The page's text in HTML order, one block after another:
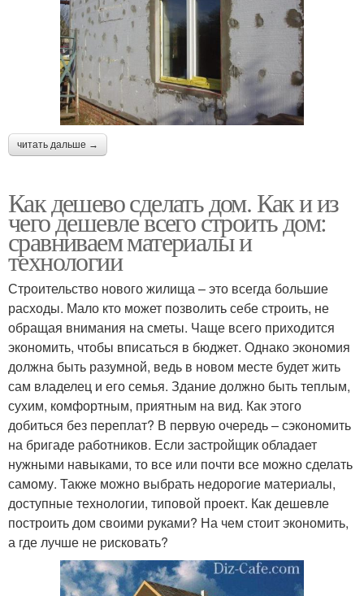
читать дальше →
Как дешево сделать дом. Как и из
чего дешевле всего строить дом:
сравниваем материалы и
технологии
Строительство нового жилища – это всегда большие
расходы. Мало кто может позволить себе строить, не
обращая внимания на сметы. Чаще всего приходится
экономить, чтобы вписаться в бюджет. Однако экономия
должна быть разумной, ведь в новом месте будет жить
сам владелец и его семья. Здание должно быть теплым,
сухим, комфортным, приятным на вид. Как этого
добиться без переплат? В первую очередь – сэкономить
на бригаде работников. Если застройщик обладает
нужными навыками, то все или почти все можно сделать
самому. Также можно выбрать недорогие материалы,
доступные технологии, типовой проект. Как дешевле
построить дом своими руками? На чем стоит экономить,
а где лучше не рисковать?